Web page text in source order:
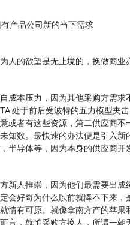
产品公司新的当下需求
人的欲望是无止境的，换做商业
成本压力，因为其他采购方需
处于前后受波特的五力模型夹
或者有这些资源，第二供应商
知数。最快速的办法便是引入
半导体等，因为本身的供应商
新人推崇，因为他们最需要出
会好奇为什么以前就降不下来
情有可原。就像拿南方产的苹
言，就怕采购方换人，所谓一